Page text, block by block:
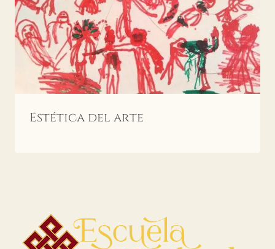
Estética del arte